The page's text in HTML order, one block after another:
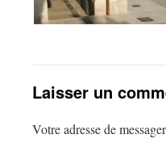
Laisser un
Votre adresse de